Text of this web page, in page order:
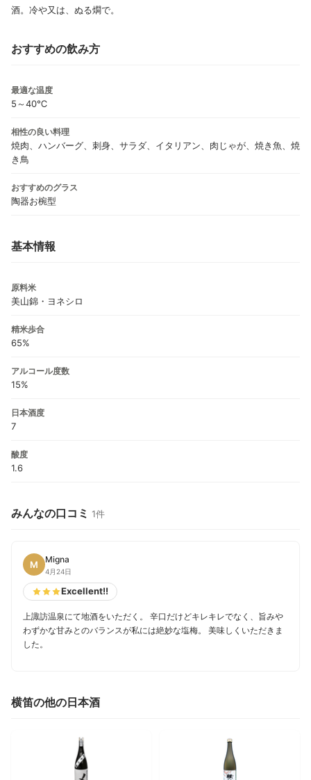
酒。冷や又は、ぬる燗で。
おすすめの飲み方
最適な温度
5～40℃
相性の良い料理
焼肉、ハンバーグ、刺身、サラダ、イタリアン、肉じゃが、焼き魚、焼
き鳥
おすすめのグラス
陶器お椀型
基本情報
原料米
美山錦・ヨネシロ
精米歩合
65%
アルコール度数
15%
日本酒度
7
酸度
1.6
みんなの口コミ 1件
M Migna
4月24日
Excellent!!
上諏訪温泉にて地酒をいただく。 辛口だけどキレキレでなく、旨みや
わずかな甘みとのバランスが私には絶妙な塩梅。 美味しくいただきま
した。
横笛の他の日本酒